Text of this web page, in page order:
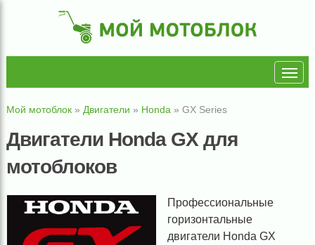
Мой мотоблок» Двигатели » Honda» GX Series
Двигатели Honda GX для
мотоблоков
Профессиональные
горизонтальные
двигатели Honda GX